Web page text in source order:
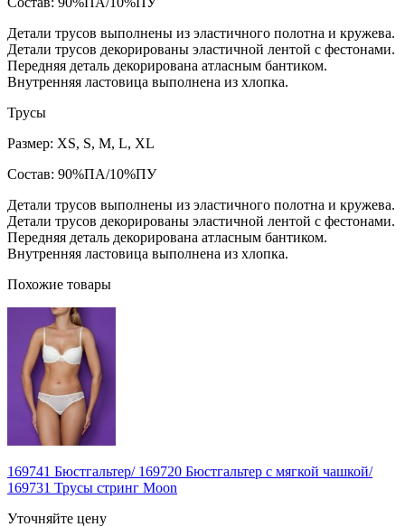
Детали трусов выполнены из эластичного полотна и кружева.
Детали трусов декорированы эластичной лентой с фестонами.
Передняя деталь декорирована атласным бантиком.
Внутренняя ластовица выполнена из хлопка.
Трусы
Размер: XS, S, M, L, XL
Состав: 90%ПА/10%ПУ
Детали трусов выполнены из эластичного полотна и кружева.
Детали трусов декорированы эластичной лентой с фестонами.
Передняя деталь декорирована атласным бантиком.
Внутренняя ластовица выполнена из хлопка.
Похожие товары
169741 Бюстгальтер/ 169720 Бюстгальтер с мягкой чашкой/
169731 Трусы стринг Moon
Уточняйте цену